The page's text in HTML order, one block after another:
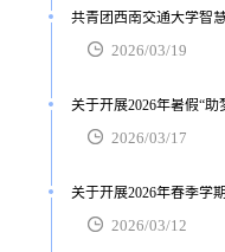
共青团西南交通大学智
2026/03/19
关于开展2026年暑假“助
2026/03/17
关于开展2026年春季学
2026/03/12